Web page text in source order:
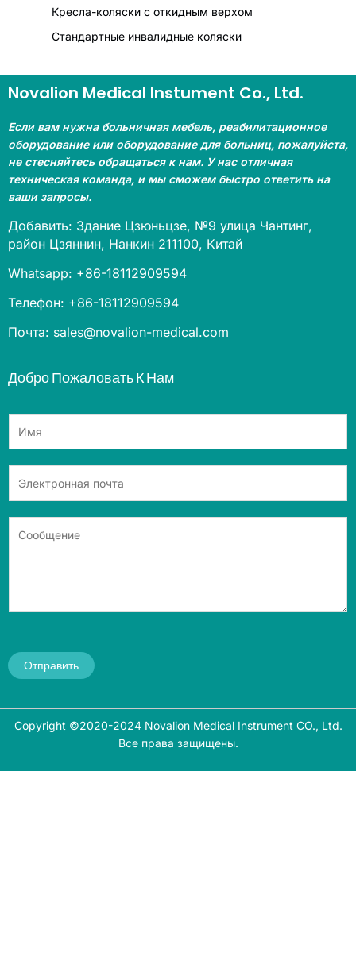
Кресла-коляски с откидным верхом
Стандартные инвалидные коляски
Novalion Medical Instument Co., Ltd.
Если вам нужна больничная мебель, реабилитационное
оборудование или оборудование для больниц, пожалуйста,
не стесняйтесь обращаться к нам. У нас отличная
техническая команда, и мы сможем быстро ответить на
ваши запросы.
Добавить: Здание Цзюньцзе, №9 улица Чантинг,
район Цзяннин, Нанкин 211100, Китай
Whatsapp: +86-18112909594
Телефон: +86-18112909594
Почта: sales@novalion-medical.com
Добро Пожаловать К Нам
Отправить
Copyright ©2020-2024 Novalion Medical Instrument CO., Ltd.
Все права защищены.